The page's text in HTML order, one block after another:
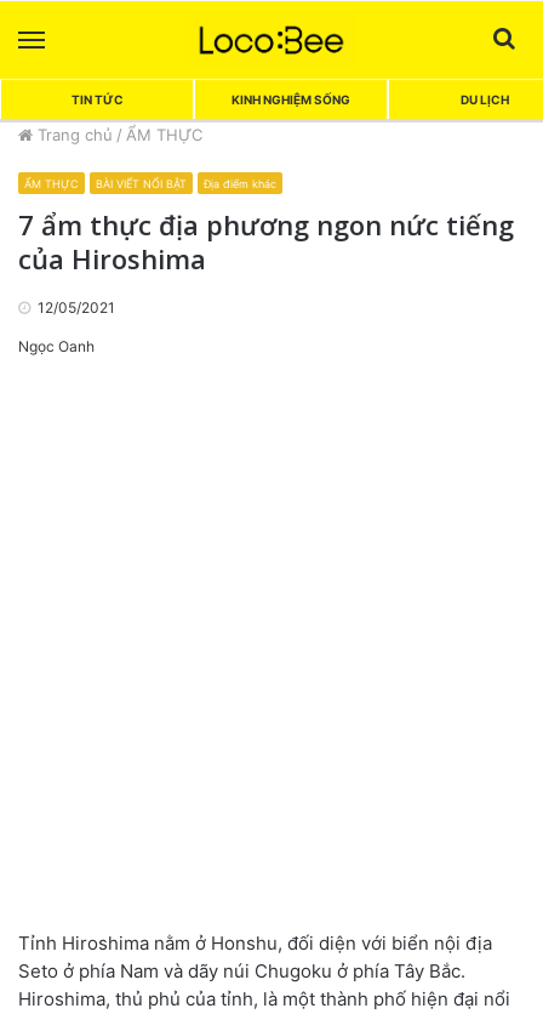
TIN TỨC KINH NGHIỆM SỐNG DU LỊCH
Trang chủ / ẨM THỰC
ẨM THỰC BÀI VIẾT NỔI BẬT Địa điểm khác
7 ẩm thực địa phương ngon nức tiếng
của Hiroshima
12/05/2021
Ngọc Oanh
Tỉnh Hiroshima nằm ở Honshu, đối diện với biển nội địa
Seto ở phía Nam và dãy núi Chugoku ở phía Tây Bắc.
Hiroshima, thủ phủ của tỉnh, là một thành phố hiện đại nổi